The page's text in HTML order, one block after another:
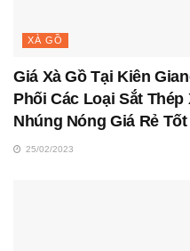
XÀ GỒ
Giá Xà Gồ Tại Kiên
Phối Các Loại Sắt Thép
Nhúng Nóng Giá Rẻ
25/02/2023